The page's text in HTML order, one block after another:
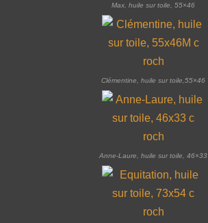
Max, huile sur toile, 55×46
Clémentine, huile sur toile,55×46
Anne-Laure, huile sur toile, 46×33